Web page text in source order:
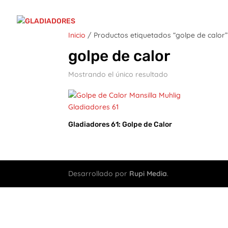
Inicio / Productos etiquetados “golpe de calor”
golpe de calor
Mostrando el único resultado
Gladiadores 61: Golpe de Calor
Desarrollado por Rupi Media.